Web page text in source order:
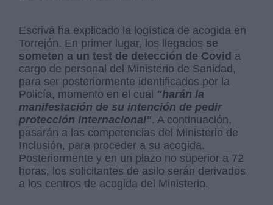
Escrivá ha explicado la logística de acogida en
Torrejón. En primer lugar, los llegados se
someten a un test de detección de Covid a
cargo de personal del Ministerio de Sanidad,
para ser posteriormente identificados por la
Policía, momento en el cual "harán la
manifestación de su intención de pedir
protección internacional". A continuación,
pasarán a las competencias del Ministerio de
Inclusión, para proceder a su acogida.
Posteriormente y en un plazo no superior a 72
horas, los solicitantes de asilo serán derivados
a los centros de acogida del Ministerio.